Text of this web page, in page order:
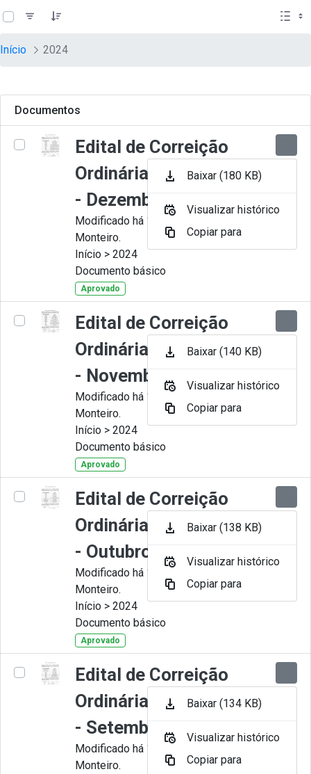
Pular para o Conteúdo principal
teste descricao
Início 2024
Documentos
Edital de Correição
Ordinária nº 012-2024
- Dezembro
Modificado há 11 Meses por Juliana
Monteiro.
Início > 2024
Documento básico
Aprovado
Edital de Correição
Ordinária nº 011-2024
- Novembro
Modificado há 11 Meses por Juliana
Monteiro.
Início > 2024
Documento básico
Aprovado
Edital de Correição
Ordinária nº 010-2024
- Outubro.
Modificado há 11 Meses por Juliana
Monteiro.
Início > 2024
Documento básico
Aprovado
Edital de Correição
Ordinária nº 009-2024
- Setembro
Modificado há 11 Meses por Juliana
Monteiro.
Baixar (180 KB)
Visualizar histórico
Copiar para
Baixar (140 KB)
Visualizar histórico
Copiar para
Baixar (138 KB)
Visualizar histórico
Copiar para
Baixar (134 KB)
Visualizar histórico
Copiar para